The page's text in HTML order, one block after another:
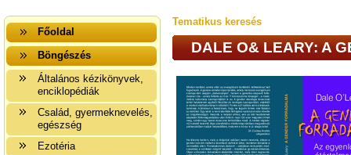
Főoldal
Böngészés
Általános kézikönyvek,
enciklopédiák
Család, gyermeknevelés,
egészség
Ezotéria
Tematikus keresés
DALE O& LEARY: A